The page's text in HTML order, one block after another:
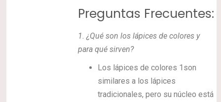
Preguntas Frecuentes:
1.¿Qué son los lápices de colores y
para qué sirven?
Los lápices de colores 1son
similares a los lápices
tradicionales, pero su núcleo está